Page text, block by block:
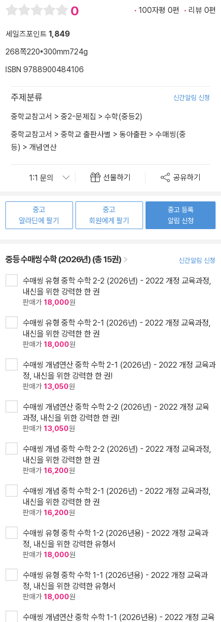
0 100자평 0편 리뷰 0편
세일즈포인트 1,849
268쪽220*300mm724g
ISBN 9788900484106
주제분류 신간알림 신청
중학교참고서 > 중2-문제집 > 수학(중등2)
중학교참고서 > 중학교 출판사별 > 동아출판 > 수매씽(중
등) > 개념연산
선물하기 공유하기
중고
알라딘에 팔기
중고
회원에게 팔기
중고 등록
알림 신청
중등 수매씽 수학 (2026년) (총 15권) 신간알림 신청
수매씽 유형 중학 수학 2-2 (2026년) - 2022 개정 교육과정,
내신을 위한 강력한 한 권
판매가 18,000원
수매씽 유형 중학 수학 2-1 (2026년) - 2022 개정 교육과정,
내신을 위한 강력한 한 권
판매가 18,000원
수매씽 개념연산 중학 수학 2-1 (2026년) - 2022 개정 교육과
정, 내신을 위한 강력한 한 권!
판매가 13,050원
수매씽 개념연산 중학 수학 2-2 (2026년) - 2022 개정 교육
과정, 내신을 위한 강력한 한 권!
판매가 13,050원
수매씽 개념 중학 수학 2-2 (2026년) - 2022 개정 교육과정,
내신을 위한 강력한 한 권
판매가 16,200원
수매씽 개념 중학 수학 2-1 (2026년) - 2022 개정 교육과정,
내신을 위한 강력한 한 권
판매가 16,200원
수매씽 유형 중학 수학 1-2 (2026년용) - 2022 개정 교육과
정, 내신을 위한 강력한 유형서
판매가 18,000원
수매씽 유형 중학 수학 1-1 (2026년용) - 2022 개정 교육과
정, 내신을 위한 강력한 유형서
판매가 18,000원
수매씽 개념연산 중학 수학 1-1 (2026년용) - 2022 개정 교육